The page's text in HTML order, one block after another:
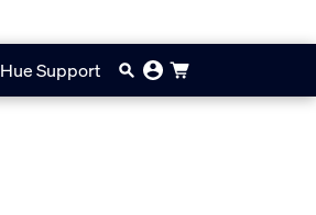
Hue Support